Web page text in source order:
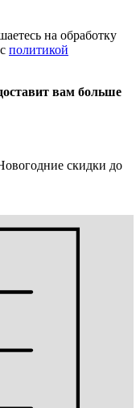
на обработку
политикой
вам больше
скидки до